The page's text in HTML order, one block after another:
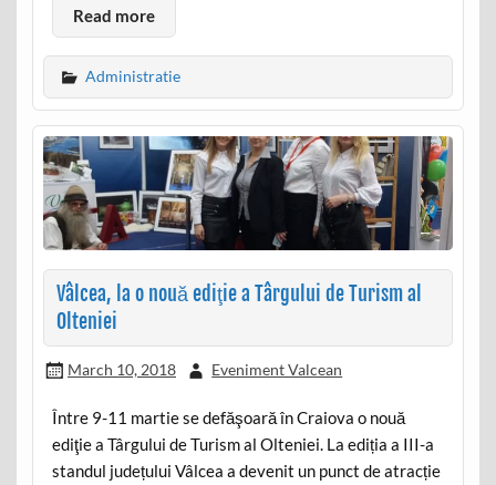
Read more
Administratie
Vâlcea, la o nouă ediţie a Târgului de Turism al
Olteniei
March 10, 2018 Eveniment Valcean
Între 9-11 martie se defăşoară în Craiova o nouă
ediţie a Târgului de Turism al Olteniei. La ediția a III-a
standul județului Vâlcea a devenit un punct de atracție